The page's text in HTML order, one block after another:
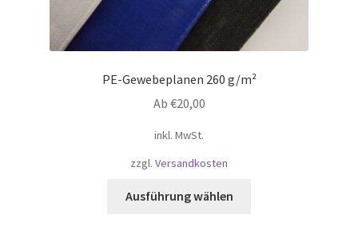
PE-Gewebeplanen 260 g/m²
Ab €20,00
inkl. MwSt.
zzgl. Versandkosten
Ausführung wählen